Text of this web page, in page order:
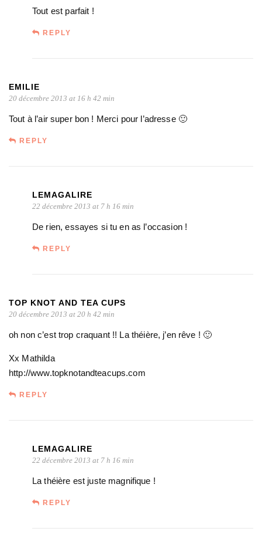
Tout est parfait !
REPLY
EMILIE
20 décembre 2013 at 16 h 42 min
Tout à l’air super bon ! Merci pour l’adresse 🙂
REPLY
LEMAGALIRE
22 décembre 2013 at 7 h 16 min
De rien, essayes si tu en as l’occasion !
REPLY
TOP KNOT AND TEA CUPS
20 décembre 2013 at 20 h 42 min
oh non c’est trop craquant !! La théière, j’en rêve ! 🙂
Xx Mathilda
http://www.topknotandteacups.com
REPLY
LEMAGALIRE
22 décembre 2013 at 7 h 16 min
La théière est juste magnifique !
REPLY